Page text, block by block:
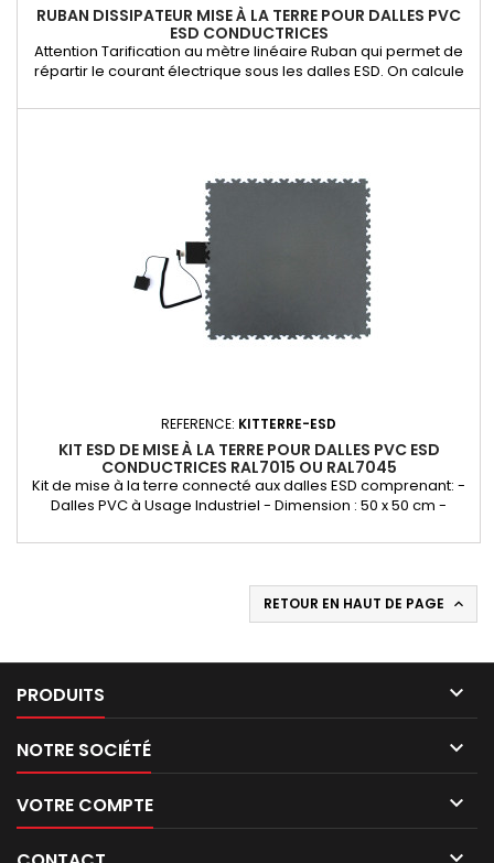
RUBAN DISSIPATEUR MISE À LA TERRE POUR DALLES PVC
ESD CONDUCTRICES
Attention Tarification au mètre linéaire Ruban qui permet de
répartir le courant électrique sous les dalles ESD. On calcule
pour une surface de 75 m² de dalles, on a besoin de 188 ML +3
REFERENCE: KITTERRE-ESD
KIT ESD DE MISE À LA TERRE POUR DALLES PVC ESD
CONDUCTRICES RAL7015 OU RAL7045
Kit de mise à la terre connecté aux dalles ESD comprenant: -
Dalles PVC à Usage Industriel - Dimension : 50 x 50 cm -
connexion et rivet - Élément de mise à la terre métallique en
mise à la terre au ruban dissipateur ESD) Il vous...
RETOUR EN HAUT DE PAGE 
PRODUITS 
NOTRE SOCIÉTÉ 
VOTRE COMPTE 